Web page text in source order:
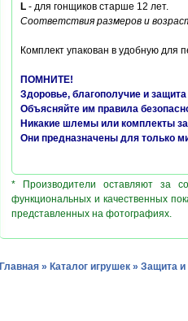
L - для гонщиков старше 12 лет.
Соответствия размеров и
Комплект упакован в удобную для
ПОМНИТЕ!
Здоровье, благополучие и
Объясняйте им правила
Никакие шлемы или комплекты
Они предназначены для только
* Производители оставляют за
функциональных и качественных
представленных на фотографиях.
Главная » Каталог игрушек » Защита